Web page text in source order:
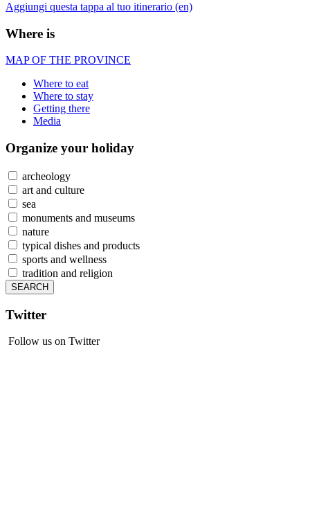
Aggiungi questa tappa al tuo itinerario (en)
Where is
MAP OF THE PROVINCE
Where to eat
Where to stay
Getting there
Media
Organize your holiday
archeology
art and culture
sea
monuments and museums
nature
typical dishes and products
sports and wellness
tradition and religion
Twitter
Follow us on Twitter